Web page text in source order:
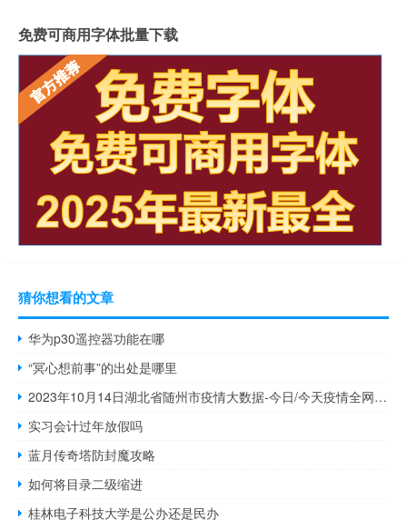
免费可商用字体批量下载
猜你想看的文章
华为p30遥控器功能在哪
“冥心想前事”的出处是哪里
2023年10月14日湖北省随州市疫情大数据-今日/今天疫情全网搜索最新实时消息动态情况通知播报
实习会计过年放假吗
蓝月传奇塔防封魔攻略
如何将目录二级缩进
桂林电子科技大学是公办还是民办